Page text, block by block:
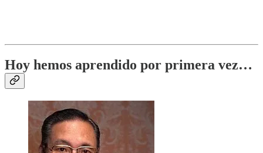
Hoy hemos aprendido por primera vez…